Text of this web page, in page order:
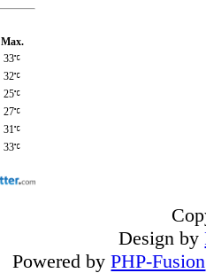
Max.
33
32
25
27
31
33
Design by
Powered byPHP-Fusion